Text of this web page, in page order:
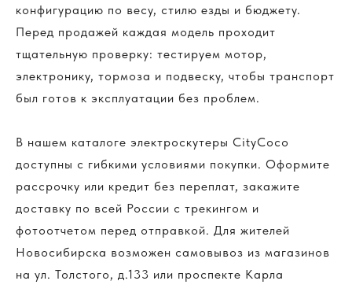
конфигурацию по весу, стилю езды и бюджету.
Перед продажей каждая модель проходит
тщательную проверку: тестируем мотор,
электронику, тормоза и подвеску, чтобы транспорт
был готов к эксплуатации без проблем.
В нашем каталоге электроскутеры CityCoco
доступны с гибкими условиями покупки. Оформите
рассрочку или кредит без переплат, закажите
доставку по всей России с трекингом и
фотоотчетом перед отправкой. Для жителей
Новосибирска возможен самовывоз из магазинов
на ул. Толстого, д.133 или проспекте Карла
Вопросы и ответы
>